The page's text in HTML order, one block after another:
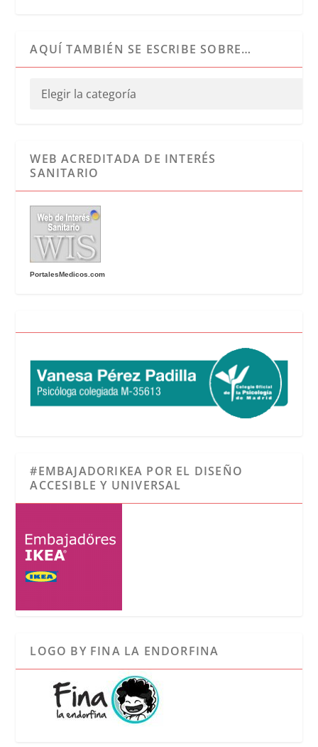
AQUÍ TAMBIÉN SE ESCRIBE SOBRE…
WEB ACREDITADA DE INTERÉS
SANITARIO
PortalesMedicos.com
#EMBAJADORIKEA POR EL DISEÑO
ACCESIBLE Y UNIVERSAL
LOGO BY FINA LA ENDORFINA